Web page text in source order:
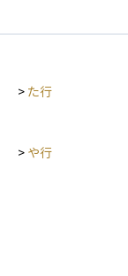
やすく、資金調達
> た行
> や行